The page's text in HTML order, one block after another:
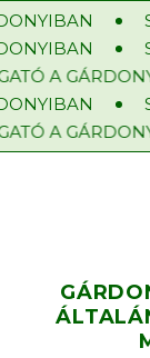
A
A